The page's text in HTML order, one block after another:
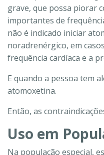
grave, que possa piorar
importantes de
não é indicado iniciar
noradrenérgico, em
frequência cardíaca e a
E quando a pessoa tem
atomoxetina.
Então, as
Uso em
Na população especial,